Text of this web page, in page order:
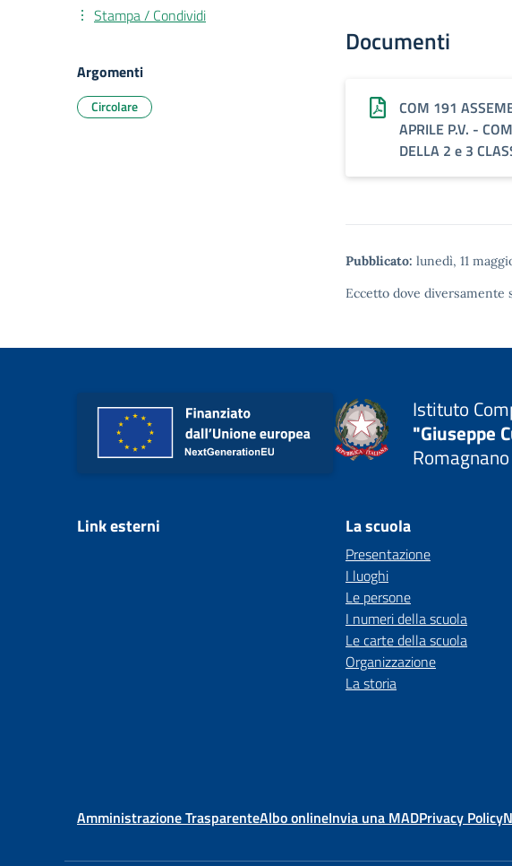
Documenti
COM 191
APRILE P.V. -
DELLA 2 e 3
Pubblicato: lunedì, 11
Eccetto dove diversamente
Stampa / Condividi
Argomenti
Circolare
Istituto
"Giuseppe
Link esterni La scuola
Presentazione
I luoghi
Le persone
I numeri della scuola
Le carte della scuola
Organizzazione
La storia
Amministrazione TrasparenteAlbo onlineInvia una MADPrivacy Policy